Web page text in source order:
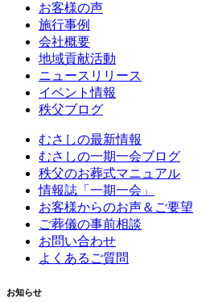
お客様の声
施行事例
会社概要
地域貢献活動
ニュースリリース
イベント情報
秩父ブログ
むさしの最新情報
むさしの一期一会ブログ
秩父のお葬式マニュアル
情報誌「一期一会」
お客様からのお声＆ご要望
ご葬儀の事前相談
お問い合わせ
よくあるご質問
お知らせ